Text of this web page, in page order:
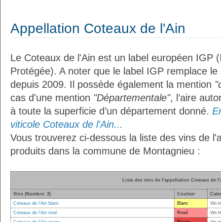
Appellation Coteaux de l'Ain
Le Coteaux de l'Ain est un label européen IGP
Protégée). A noter que le label IGP remplace
depuis 2009. Il possède également la mention
cas d'une mention "Départementale", l’aire
à toute la superficie d’un département donné.
viticole Coteaux de l'Ain...
Vous trouverez ci-dessous la liste des vins de
produits dans la commune de Montagnieu :
Liste des vins de l'appellation Coteaux de
Vins (Nombre: 3) Couleur
Coteaux de l'Ain blanc
Blanc
Vin
Coteaux de l'Ain rosé
Rosé
Vin